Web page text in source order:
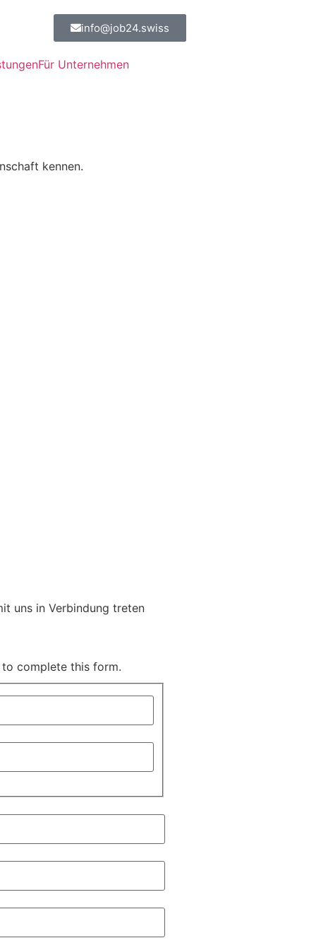
Kontakt
041 370 81 80
info@job24.swiss
Für Unternehmen
kennen.
uns in Verbindung treten
complete this form.